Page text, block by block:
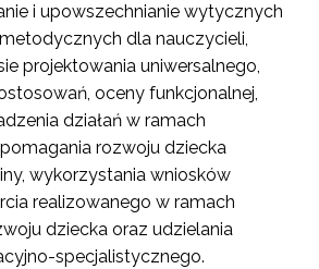
i upowszechnianie wytycznych
dla nauczycieli,
projektowania uniwersalnego,
oceny funkcjonalnej,
działań w ramach
rozwoju dziecka
wykorzystania wniosków
realizowanego w ramach
dziecka oraz udzielania
specjalistycznego.